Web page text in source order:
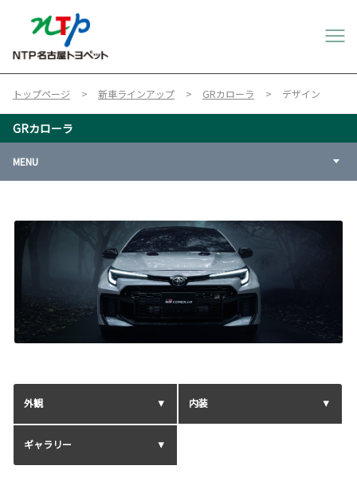
トップページ 新車ラインアップ GRカローラ デザイン
GRカローラ
MENU
外観 内装
ギャラリー